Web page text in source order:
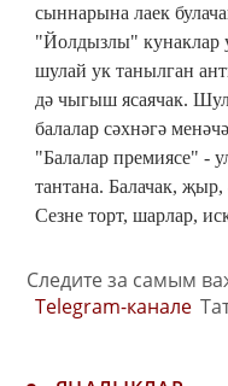
сыннарына лаек
"Йолдызлы" кунаклар
шулай ук танылган
дә чыгыш ясаячак.
балалар сәхнәгә
"Балалар премиясе" -
тантана. Балачак,
Сезне торт, шарлар,
Следите за самым
Telegram-канале